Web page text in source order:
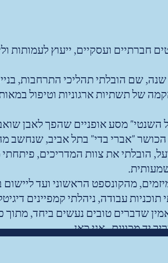
חברתיים ועסקיים, ייעוץ
ניהלתי את עמותת בית השנטי במשך 20 שנה, שם הובלתי
150 מיליון ש"ח, הקמה של תשתיות ארגוניות
מסע אופניים שהפך לאבן
הובלתי את צוות המדריכים, פיתחתי
מהקונספט הראשוני ועד ליישום
תוכניות עבודה, ניהלתי קמפיינים
יד מכוונת, אני כאן.